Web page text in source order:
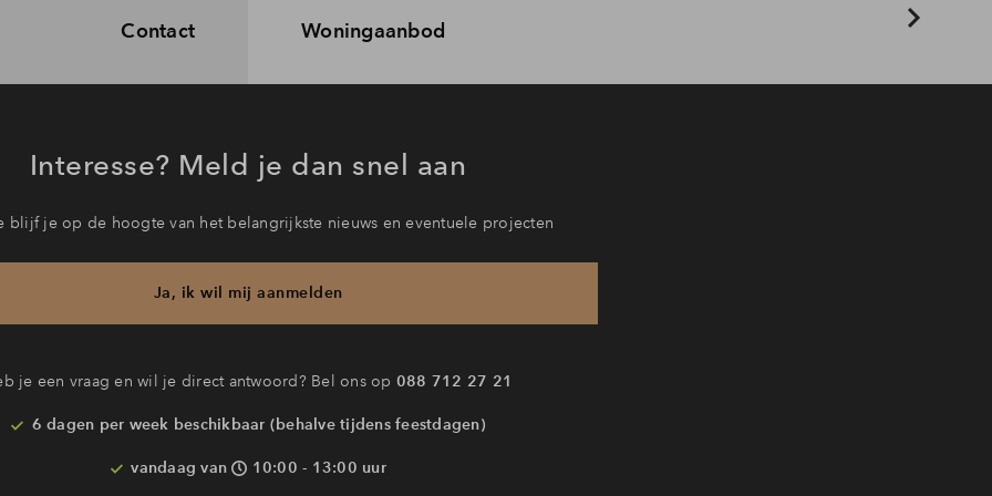
Contact Woningaanbod
Interesse? Meld je dan snel aan
blijf je op de hoogte van het belangrijkste nieuws en eventuele projecten
Ja, ik wil mij aanmelden
je een vraag en wil je direct antwoord? Bel ons op 088 712 27 21
6 dagen per week beschikbaar (behalve tijdens feestdagen)
vandaag van 10:00 - 13:00 uur